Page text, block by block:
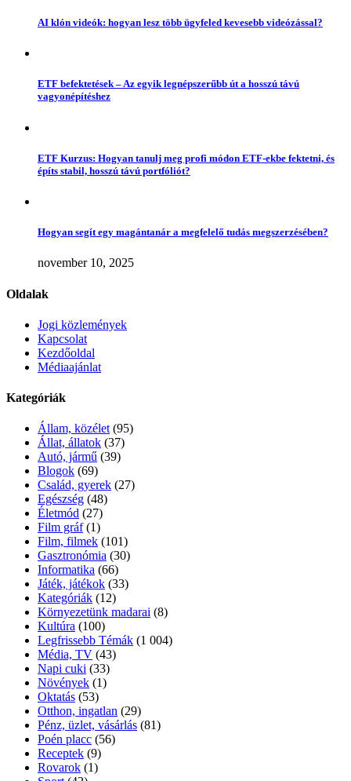
AI klón videók: hogyan lesz több ügyfeled kevesebb videózással?
ETF befektetések – Az egyik legnépszerűbb út a hosszú távú
vagyonépítéshez
ETF Kurzus: Hogyan tanulj meg profi módon ETF-ekbe fektetni, és
építs stabil, hosszú távú portfóliót?
Hogyan segít egy magántanár a megfelelő tudás megszerzésében?
november 10, 2025
Oldalak
Jogi közlemények
Kapcsolat
Kezdőoldal
Médiaajánlat
Kategóriák
Állam, közélet (95)
Állat, állatok (37)
Autó, jármű (39)
Blogok (69)
Család, gyerek (27)
Egészség (48)
Életmód (27)
Film gráf(1)
Film, filmek (101)
Gasztronómia (30)
Informatika (66)
Játék, játékok (33)
Kategóriák (12)
Környezetünk madarai (8)
Kultúra (100)
Legfrissebb Témák (1 004)
Média, TV (43)
Napi cuki (33)
Növények (1)
Oktatás (53)
Otthon, ingatlan (29)
Pénz, üzlet, vásárlás (81)
Poén placc (56)
Receptek (9)
Rovarok (1)